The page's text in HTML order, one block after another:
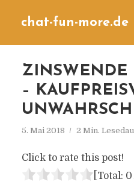
chat-fun-more.de
ZINSWENDE
–
5. Mai 2018 2 Min.
Click to rate this post!
[Total: 0